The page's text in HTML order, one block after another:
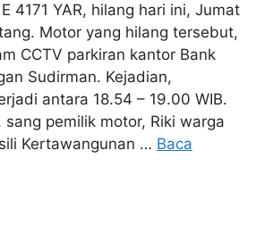
4171 YAR, hilang hari ini, Jumat
Motor yang hilang tersebut,
CCTV parkiran kantor Bank
Sudirman. Kejadian,
antara 18.54 – 19.00 WIB.
sang pemilik motor, Riki warga
Kertawangunan … Baca